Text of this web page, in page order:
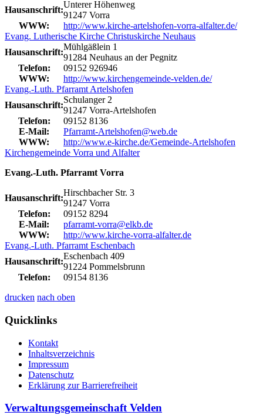
Hausanschrift:
Unterer Höhenweg
91247 Vorra
WWW:
http://www.kirche-artelshofen-vorra-alfalter.de/
Evang. Lutherische Kirche Christuskirche Neuhaus
Hausanschrift:
Mühlgäßlein 1
91284 Neuhaus an der Pegnitz
Telefon:
09152 926946
WWW:
http://www.kirchengemeinde-velden.de/
Evang.-Luth. Pfarramt Artelshofen
Hausanschrift:
Schulanger 2
91247 Vorra-Artelshofen
Telefon:
09152 8136
E-Mail:
Pfarramt-Artelshofen@web.de
WWW:
http://www.e-kirche.de/Gemeinde-Artelshofen
Kirchengemeinde Vorra und Alfalter
Evang.-Luth. Pfarramt Vorra
Hausanschrift:
Hirschbacher Str. 3
91247 Vorra
Telefon:
09152 8294
E-Mail:
pfarramt-vorra@elkb.de
WWW:
http://www.kirche-vorra-alfalter.de
Evang.-Luth. Pfarramt Eschenbach
Hausanschrift:
Eschenbach 409
91224 Pommelsbrunn
Telefon:
09154 8136
drucken nach oben
Quicklinks
Kontakt
Inhaltsverzeichnis
Impressum
Datenschutz
Erklärung zur Barrierefreiheit
Verwaltungsgemeinschaft Velden